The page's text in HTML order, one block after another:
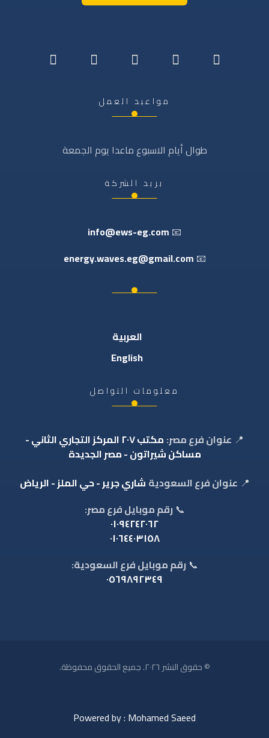
مواعيد العمل
طوال أيام الاسبوع ماعدا يوم الجمعة
بريد الشركة
📧
info@ews-eg.com
📧
energy.waves.eg@gmail.com
العربية
English
معلومات التواصل
📍 عنوان فرع مصر:
مكتب ٢٠٧ المركز التجاري الثاني -
مساكن شيراتون - مصر الجديدة
📍 عنوان فرع السعودية شاري جرير - حي الملز - الرياض
📞 رقم موبايل فرع مصر:
٠١٠٩٤٢٤٢٠٦٢
٠١٠٦٤٤٠٣١٥٨
📞 رقم موبايل فرع السعودية:
٠٥٦٩٨٩٢٣٤٩
© حقوق النشر ٢٠٢٦. جميع الحقوق محفوظة.
Powered by : Mohamed Saeed